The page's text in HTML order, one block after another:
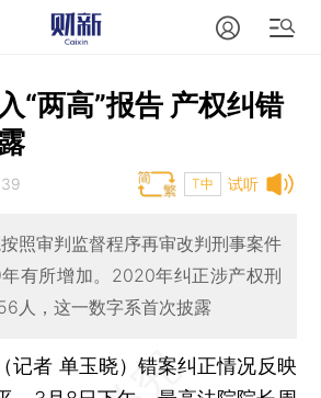
“两高”报告 产权纠错
试听
T中
照审判监督程序再审改判刑事案件
有所增加。2020年纠正涉产权刑
人，这一数字系首次披露
记者 单玉晓） 错案纠正情况反映